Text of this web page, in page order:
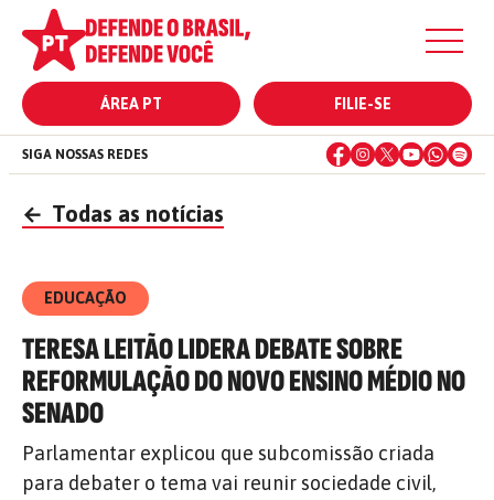
ÁREA PT FILIE-SE
SIGA NOSSAS REDES
← Todas as notícias
EDUCAÇÃO
TERESA LEITÃO LIDERA DEBATE SOBRE
REFORMULAÇÃO DO NOVO ENSINO MÉDIO NO
SENADO
Parlamentar explicou que subcomissão criada
para debater o tema vai reunir sociedade civil,